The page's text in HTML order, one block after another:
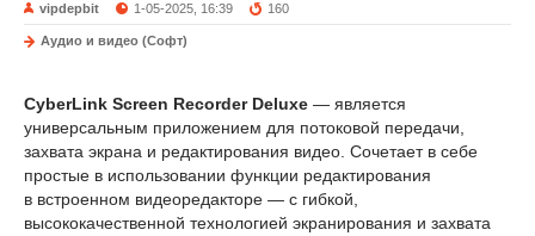
vipdepbit 1-05-2025, 16:39 160
Аудио и видео (Софт)
CyberLink Screen Recorder Deluxe — является
универсальным приложением для потоковой передачи,
захвата экрана и редактирования видео. Сочетает в себе
простые в использовании функции редактирования
в встроенном видеоредакторе — с гибкой,
высококачественной технологией экранирования и захвата